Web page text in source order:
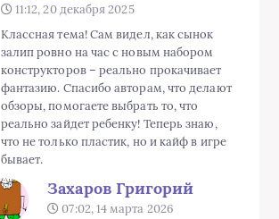
11:12, 20 декабря 2025
Классная тема! Сам видел, как сынок
залип ровно на час с новым набором
конструкторов – реально прокачивает
фантазию. Спасибо авторам, что делают
обзоры, помогаете выбрать то, что
реально зайдет ребенку! Теперь знаю,
что не только пластик, но и кайф в игре
бывает.
Захаров Григорий
07:02, 14 марта 2026